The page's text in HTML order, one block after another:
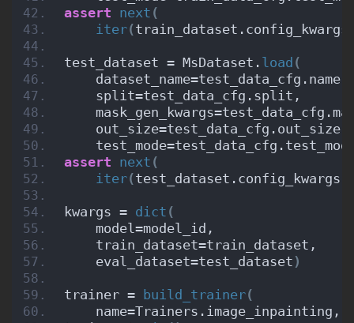
assert next (
iter(train_dataset.config_kwargs
test_dataset = MsDataset. load (
    dataset_name=test_data_cfg.name,
    split=test_data_cfg.split,
    out_size=test_data_cfg.out_size,
assert next (
iter(test_dataset.config_kwargs
kwargs = dict (
    model=model_id,
    train_dataset=train_dataset,
    eval_dataset=test_dataset
)
trainer = build_trainer(
name=Trainers.image_inpainting,